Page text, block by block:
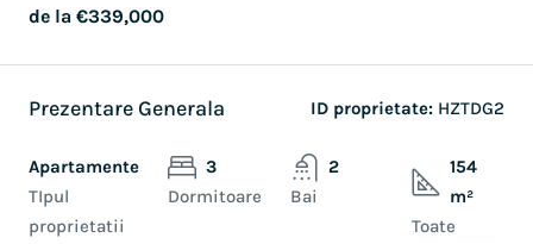
de la €339,000
Prezentare Generala ID proprietate: HZTDG2
Apartamente
TIpul
proprietatii
3
Dormitoare
2
Bai
154
m²
Toate